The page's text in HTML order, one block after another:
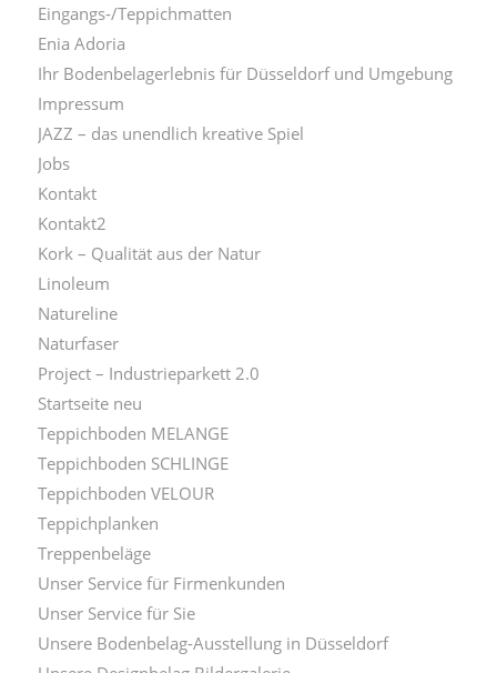
Eingangs-/Teppichmatten
Enia Adoria
Ihr Bodenbelagerlebnis für Düsseldorf und Umgebung
Impressum
JAZZ – das unendlich kreative Spiel
Jobs
Kontakt
Kontakt2
Kork – Qualität aus der Natur
Linoleum
Natureline
Naturfaser
Project – Industrieparkett 2.0
Startseite neu
Teppichboden MELANGE
Teppichboden SCHLINGE
Teppichboden VELOUR
Teppichplanken
Treppenbeläge
Unser Service für Firmenkunden
Unser Service für Sie
Unsere Bodenbelag-Ausstellung in Düsseldorf